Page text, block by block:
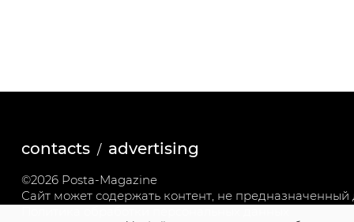
contacts advertising
©2026 Posta-Magazine
Сайт может содержать контент, не предназначенный